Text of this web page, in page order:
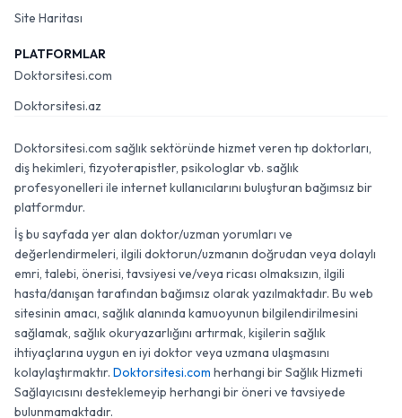
Site Haritası
PLATFORMLAR
Doktorsitesi.com
Doktorsitesi.az
Doktorsitesi.com sağlık sektöründe hizmet veren tıp doktorları,
diş hekimleri, fizyoterapistler, psikologlar vb. sağlık
profesyonelleri ile internet kullanıcılarını buluşturan bağımsız bir
platformdur.
İş bu sayfada yer alan doktor/uzman yorumları ve
değerlendirmeleri, ilgili doktorun/uzmanın doğrudan veya dolaylı
emri, talebi, önerisi, tavsiyesi ve/veya ricası olmaksızın, ilgili
hasta/danışan tarafından bağımsız olarak yazılmaktadır. Bu web
sitesinin amacı, sağlık alanında kamuoyunun bilgilendirilmesini
sağlamak, sağlık okuryazarlığını artırmak, kişilerin sağlık
ihtiyaçlarına uygun en iyi doktor veya uzmana ulaşmasını
kolaylaştırmaktır. Doktorsitesi.com herhangi bir Sağlık Hizmeti
Sağlayıcısını desteklemeyip herhangi bir öneri ve tavsiyede
bulunmamaktadır.